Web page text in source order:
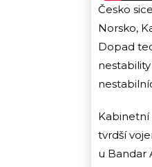
Česko
Norsko,
Dopad
Kabinetní
tvrdší
u Bandar